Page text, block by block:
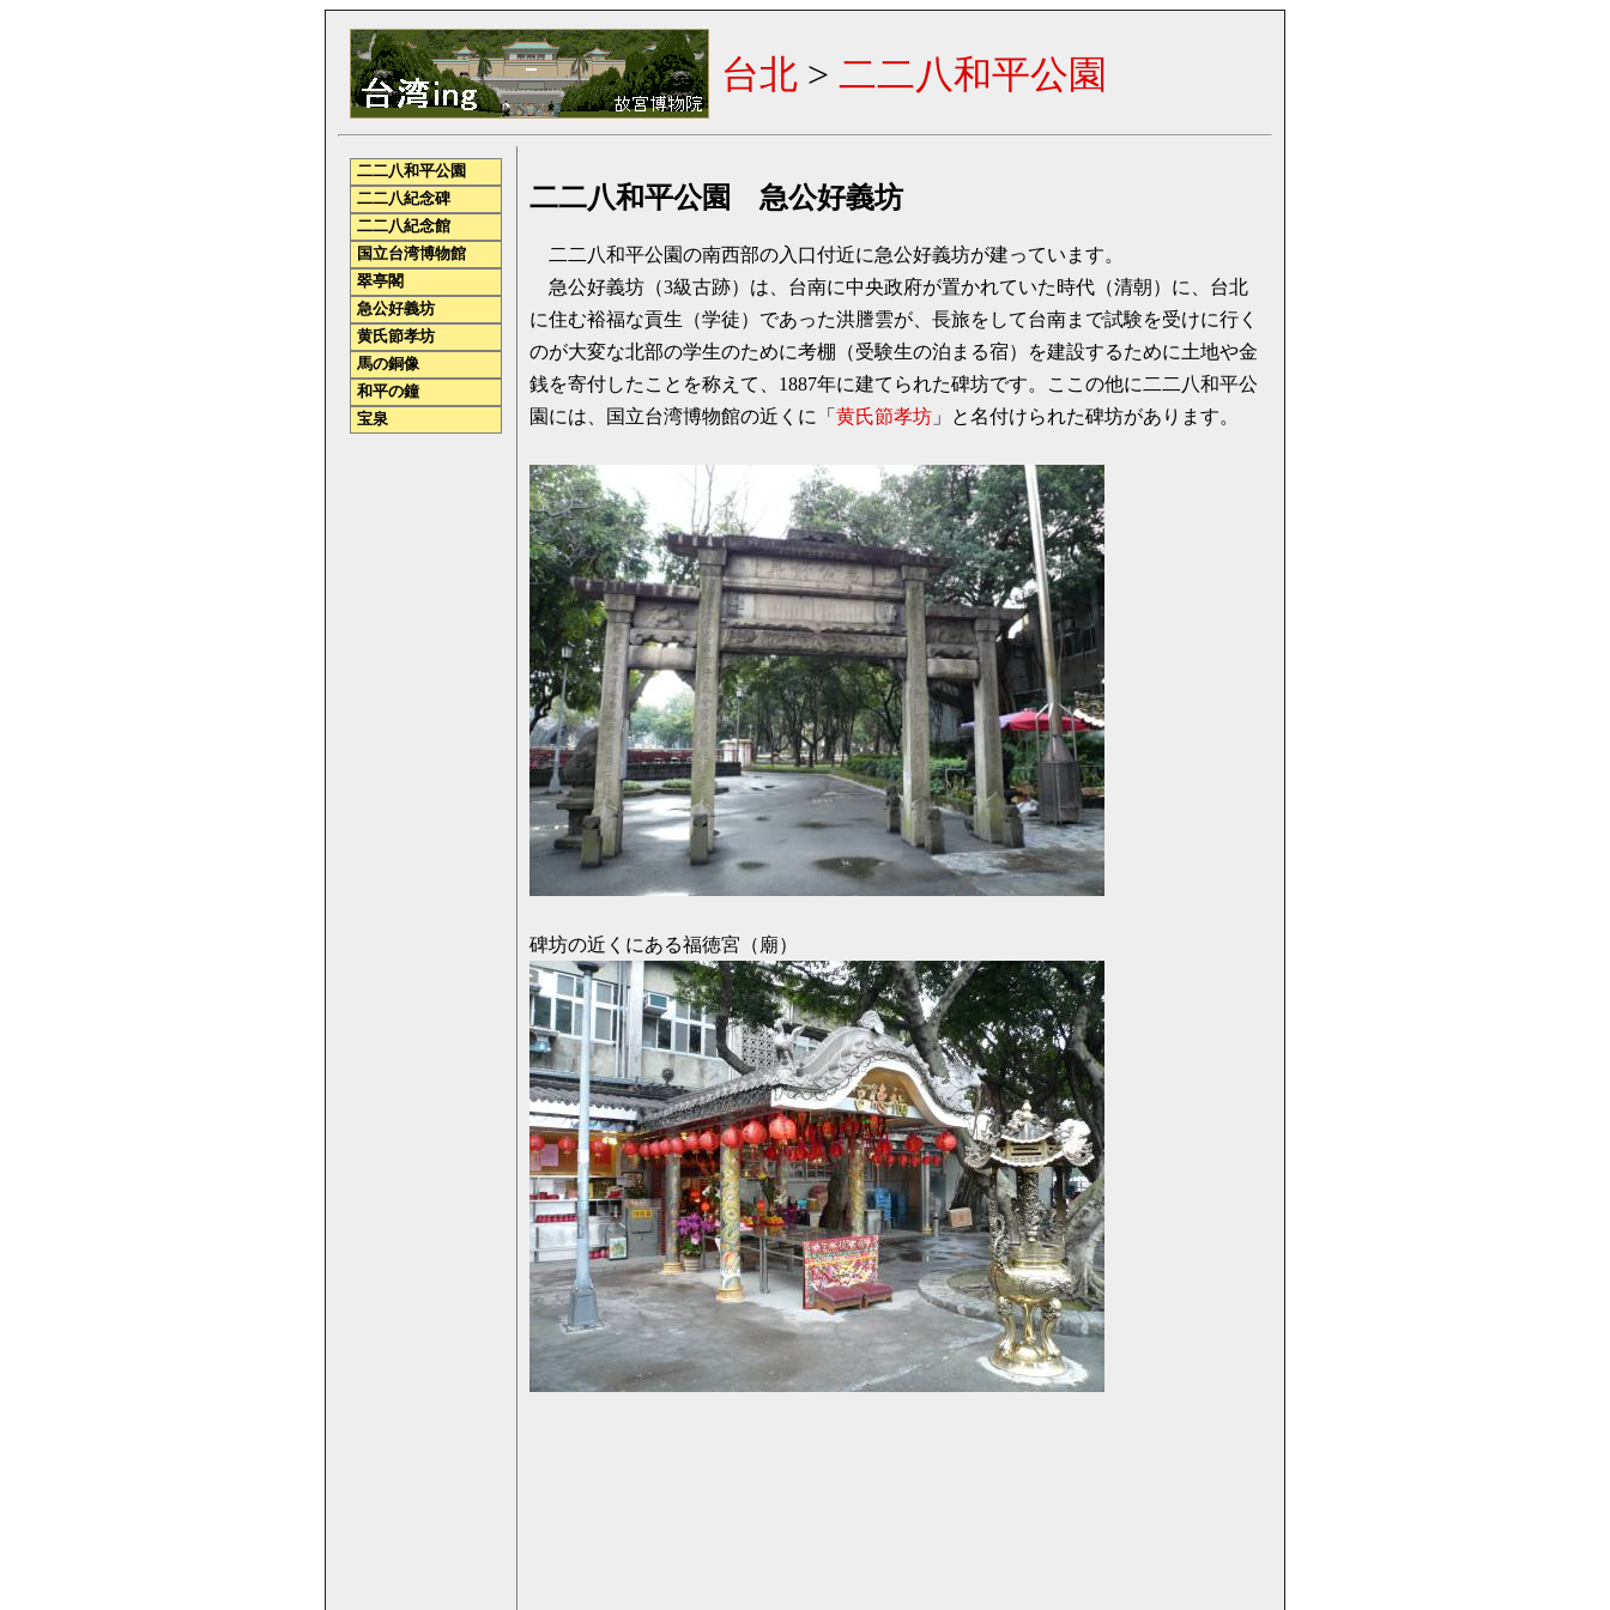
台北 > 二二八和平公園
二二八和平公園 急公好義坊
二二八和平公園の南西部の入口付近に急公好義坊が建っています。
急公好義坊（3級古跡）は、台南に中央政府が置かれていた時代（清朝）に、台北
に住む裕福な貢生（学徒）であった洪謄雲が、長旅をして台南まで試験を受けに行く
のが大変な北部の学生のために考棚（受験生の泊まる宿）を建設するために土地や金
銭を寄付したことを称えて、1887年に建てられた碑坊です。ここの他に二二八和平公
園には、国立台湾博物館の近くに「 黄氏節孝坊 」と名付けられた碑坊があります。
碑坊の近くにある福徳宮（廟）
二二八和平公園
二二八紀念碑
二二八紀念館
国立台湾博物館
翠亭閣
急公好義坊
黄氏節孝坊
馬の銅像
和平の鐘
宝泉